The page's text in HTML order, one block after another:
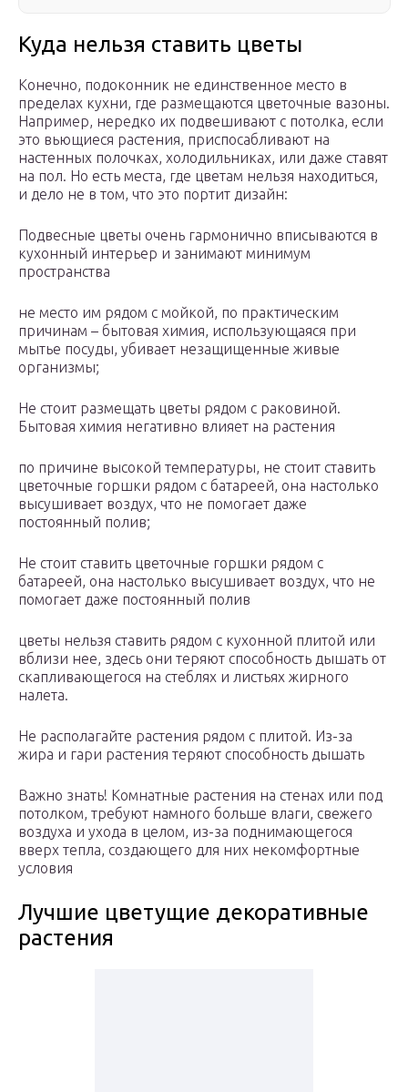
Куда нельзя ставить цветы
Конечно, подоконник не единственное место в
пределах кухни, где размещаются цветочные вазоны.
Например, нередко их подвешивают с потолка, если
это вьющиеся растения, приспосабливают на
настенных полочках, холодильниках, или даже ставят
на пол. Но есть места, где цветам нельзя находиться,
и дело не в том, что это портит дизайн:
Подвесные цветы очень гармонично вписываются в
кухонный интерьер и занимают минимум
пространства
не место им рядом с мойкой, по практическим
причинам – бытовая химия, использующаяся при
мытье посуды, убивает незащищенные живые
организмы;
Не стоит размещать цветы рядом с раковиной.
Бытовая химия негативно влияет на растения
по причине высокой температуры, не стоит ставить
цветочные горшки рядом с батареей, она настолько
высушивает воздух, что не помогает даже
постоянный полив;
Не стоит ставить цветочные горшки рядом с
батареей, она настолько высушивает воздух, что не
помогает даже постоянный полив
цветы нельзя ставить рядом с кухонной плитой или
вблизи нее, здесь они теряют способность дышать от
скапливающегося на стеблях и листьях жирного
налета.
Не располагайте растения рядом с плитой. Из-за
жира и гари растения теряют способность дышать
Важно знать! Комнатные растения на стенах или под
потолком, требуют намного больше влаги, свежего
воздуха и ухода в целом, из-за поднимающегося
вверх тепла, создающего для них некомфортные
условия
Лучшие цветущие декоративные
растения